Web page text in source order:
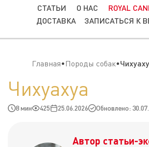
СТАТЬИ
О НАС ROYAL
ДОСТАВКА
ЗАПИСАТЬСЯ К
Главная Породы собак
Чихуахуа
8 мин 425 25.06.2026 Обновлено:
Автор статьи-